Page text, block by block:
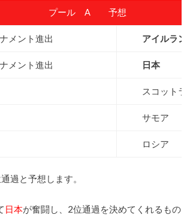
プール A 予想
メント進出 アイルラ
メント進出 日本
スコットラ
サモア
ロシア
過と予想します。
日本が奮闘し、2位通過を決めてくれるもの